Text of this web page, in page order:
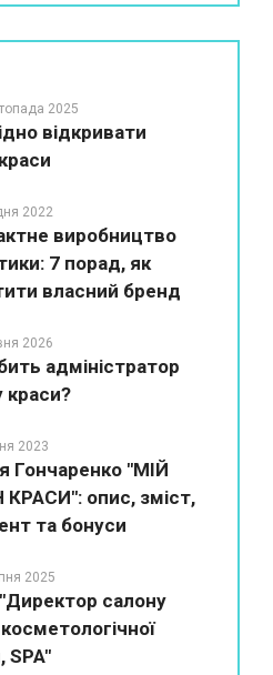
2025
відкривати
2022
виробництво
7 порад, як
власний бренд
2026
адміністратор
краси?
2023
Гончаренко "МІЙ
опис, зміст,
та бонуси
2025
салону
SPA"